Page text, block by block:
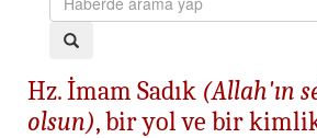
Hz. İmam Sadık (Allah'ın
olsun), bir yol ve bir